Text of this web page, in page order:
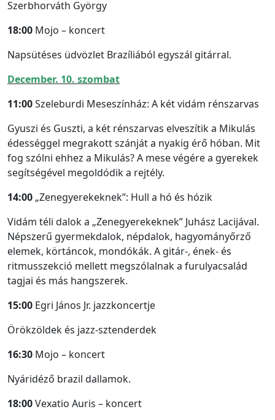
Szerbhorváth György
18:00 Mojo – koncert
Napsütéses üdvözlet Brazíliából egyszál gitárral.
December. 10. szombat
11:00Szeleburdi Meseszínház: A két vidám rénszarvas
Gyuszi és Guszti, a két rénszarvas elveszítik a Mikulás
édességgel megrakott szánját a nyakig érő hóban. Mit
fog szólni ehhez a Mikulás? A mese végére a gyerekek
segítségével megoldódik a rejtély.
14:00 „Zenegyerekeknek”: Hull a hó és hózik
Vidám téli dalok a „Zenegyerekeknek” Juhász Lacijával.
Népszerű gyermekdalok, népdalok, hagyományőrző
elemek, körtáncok, mondókák. A gitár-, ének- és
ritmusszekció mellett megszólalnak a furulyacsalád
tagjai és más hangszerek.
15:00 Egri János Jr. jazzkoncertje
Örökzöldek és jazz-sztenderdek
16:30 Mojo – koncert
Nyáridéző brazil dallamok.
18:00Vexatio Auris – koncert